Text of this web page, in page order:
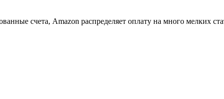
счета, Amazon распределяет оплату на много мелких